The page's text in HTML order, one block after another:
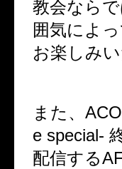
教会なら
囲気によ
お楽しみい
また、
e special-
配信する